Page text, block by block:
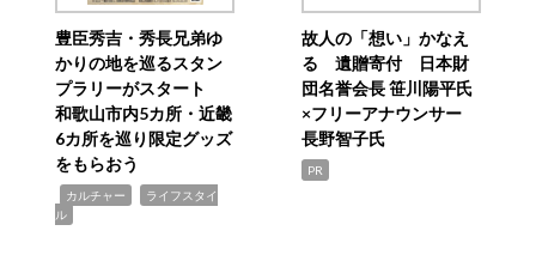
豊臣秀吉・秀長兄弟ゆ
かりの地を巡るスタン
プラリーがスタート
和歌山市内5カ所・近畿
6カ所を巡り限定グッズ
をもらおう
カルチャー
ライフスタイ
ル
故人の「想い」かなえ
る 遺贈寄付 日本財
団名誉会長 笹川陽平氏
×フリーアナウンサー
長野智子氏
PR